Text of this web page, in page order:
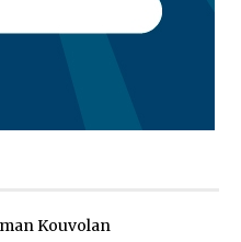
Kouvolan